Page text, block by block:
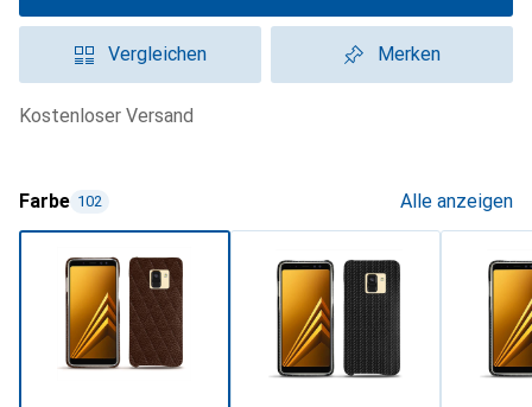
Vergleichen Merken
kostenloser Versand
Farbe 102 Alle anzeigen